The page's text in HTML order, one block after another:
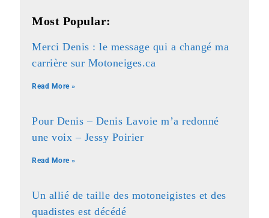
Most Popular:
Merci Denis : le message qui a changé ma
carrière sur Motoneiges.ca
Read More »
Pour Denis – Denis Lavoie m’a redonné
une voix – Jessy Poirier
Read More »
Un allié de taille des motoneigistes et des
quadistes est décédé